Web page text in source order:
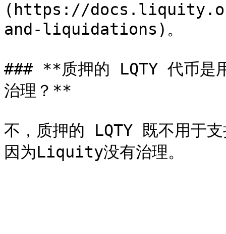
(https://
and-liquidations)。
### **质押的 LQTY 代币是
治理？**
不，质押的 LQTY 既不用于